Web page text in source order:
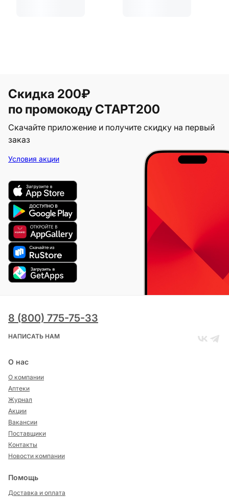
Скидка 200₽
по промокоду СТАРТ200
Скачайте приложение и получите скидку на первый
заказ
Условия акции
8 (800) 775-75-33
НАПИСАТЬ НАМ
О нас
О компании
Аптеки
Журнал
Акции
Вакансии
Поставщики
Контакты
Новости компании
Помощь
Доставка и оплата